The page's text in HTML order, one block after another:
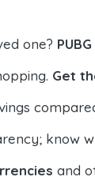
one?
Get
know
and